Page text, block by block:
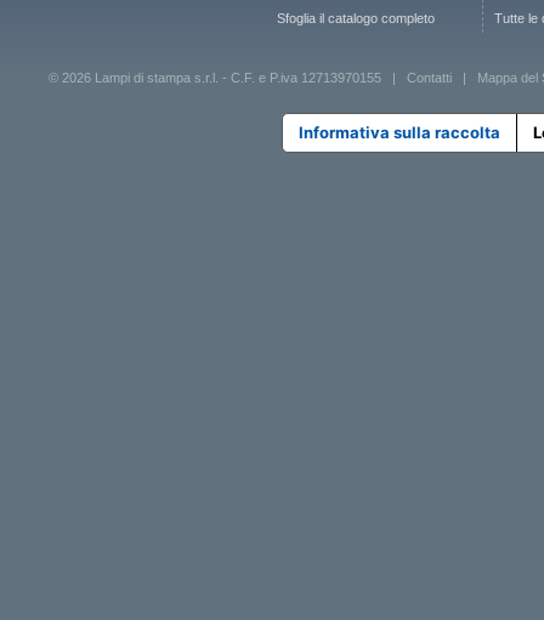
Sfoglia il catalogo completo
Tutte le
© 2026 Lampi di stampa s.r.l. - C.F. e P.iva 12713970155 | Contatti Mappa del
Informativa sulla raccolta